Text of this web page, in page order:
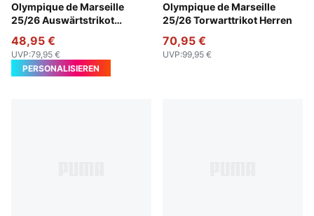
Olympique de Marseille
25/26 Auswärtstrikot
New Navy-Luminous Blue
48,95 €
UVP:79,95 €
PERSONALISIEREN
Olympique de Marseille
25/26 Torwarttrikot Herren
Yellow Alert-PUMA Black
70,95 €
UVP:99,95 €